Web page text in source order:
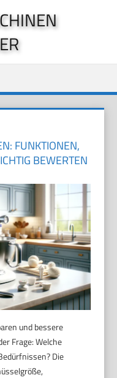
FUNKTIONEN,
BEWERTEN
und bessere
Frage: Welche
Die